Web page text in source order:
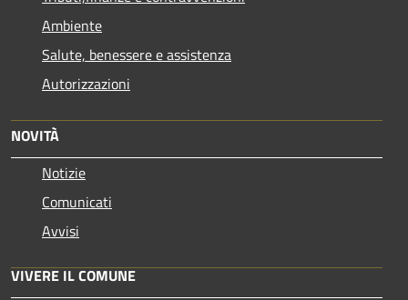
Ambiente
Salute, benessere e assistenza
Autorizzazioni
NOVITÀ
Notizie
Comunicati
Avvisi
VIVERE IL COMUNE